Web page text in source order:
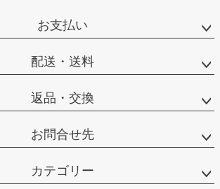
お支払い
配送・送料
返品・交換
お問合せ先
カテゴリー